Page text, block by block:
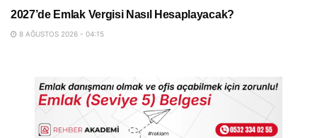
2027’de Emlak Vergisi Nasıl Hesaplayacak?
8 AĞUSTOS 2026 - 04:15